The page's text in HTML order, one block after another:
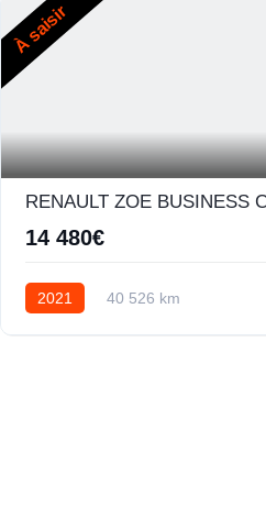
À saisir
14 480€
2021
40 526 km